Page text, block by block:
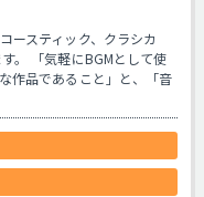
ースティック、クラシカ
。 「気軽にBGMとして使
作品であること」と、「音